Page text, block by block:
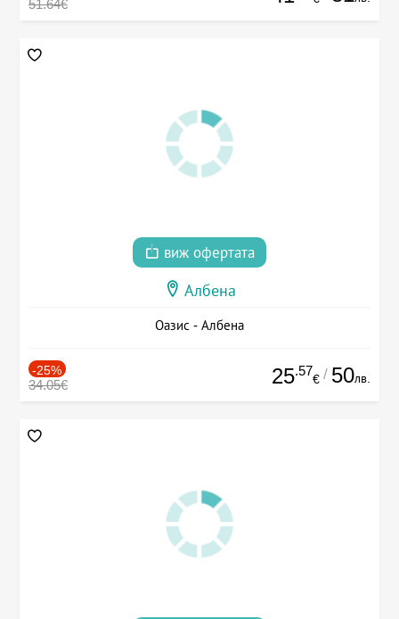
51.64€
виж офертата
Албена
Оазис - Албена
-25%
34.05€ 25.57
€ / 50лв.